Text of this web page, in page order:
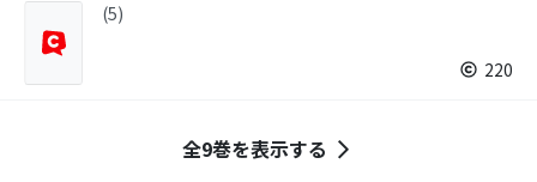
(5)
220
全9巻を表示する